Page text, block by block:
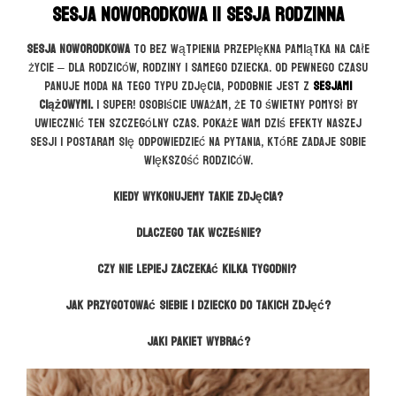
Sesja noworodkowa || Sesja rodzinna
Sesja noworodkowato bez wątpienia przepiękna pamiątka na całe
życie – dla rodziców, rodziny i samego dziecka. Od pewnego czasu
panuje moda na tego typu zdjęcia, podobnie jest z sesjami
ciążowymi.I super! Osobiście uważam, że to świetny pomysł by
uwiecznić ten szczególny czas. Pokaże Wam dziś efekty naszej
sesji i postaram się odpowiedzieć na pytania, które zadaje sobie
większość rodziców.
Kiedy wykonujemy takie zdjęcia?
Dlaczego tak wcześnie?
Czy nie lepiej zaczekać kilka tygodni?
Jak przygotować siebie i dziecko do takich zdjęć?
Jaki pakiet wybrać?